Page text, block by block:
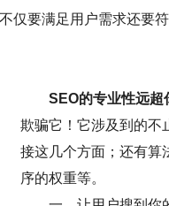
仅要满足用户需求还要符
SEO的专业性远超
欺骗它！它涉及到的不
接这几个方面；还有算
序的权重等。